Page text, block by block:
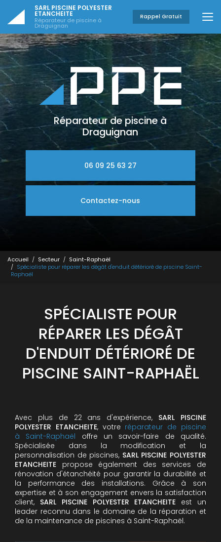
contenu
principal
SARL PISCINE POLYESTER
ETANCHEITE
Réparateur de piscine à
Draguignan
Rappel Gratuit
Réparateur de piscine à
Draguignan
06 09 25 63 27
Contactez-nous
Accueil Secteur
Saint-Raphaël
Spécialiste pour réparer les dégât d'enduit détérioré de piscine Saint-
Raphaël
SPÉCIALISTE POUR
RÉPARER LES DÉGÂT
D'ENDUIT DÉTÉRIORÉ DE
PISCINE SAINT-RAPHAËL
Avec plus de 22 ans d'expérience, SARL PISCINE
POLYESTER ETANCHEITE, votre réparateur de piscine
à Saint-Raphaël offre un savoir-faire de qualité.
Spécialisée dans la modification et la
personnalisation de piscines, SARL PISCINE POLYESTER
ETANCHEITE propose également des services de
rénovation d'étanchéité pour garantir la durabilité et
la performance des installations. Grâce à son
expertise et à son engagement envers la satisfaction
client, SARL PISCINE POLYESTER ETANCHEITE est un
leader reconnu dans le domaine de la réparation et
de la maintenance de piscines à Saint-Raphaël.